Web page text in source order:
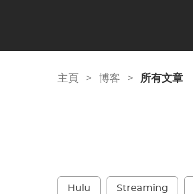
主頁 > 博客 > 所有文章
Hulu Streaming